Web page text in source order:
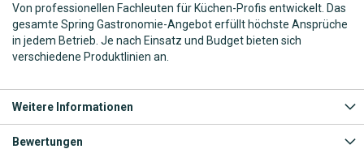
Von professionellen Fachleuten für Küchen-Profis entwickelt. Das
gesamte Spring Gastronomie-Angebot erfüllt höchste Ansprüche
in jedem Betrieb. Je nach Einsatz und Budget bieten sich
verschiedene Produktlinien an.
Weitere Informationen
Bewertungen